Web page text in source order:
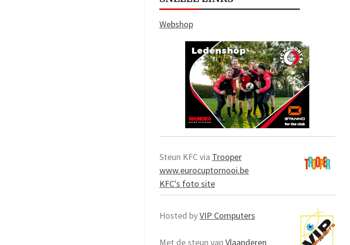
Webshop
Steun KFC via Trooper
www.eurocuptornooi.be
KFC's foto site
Hosted byVIP Computers
Met de steun van Vlaanderen